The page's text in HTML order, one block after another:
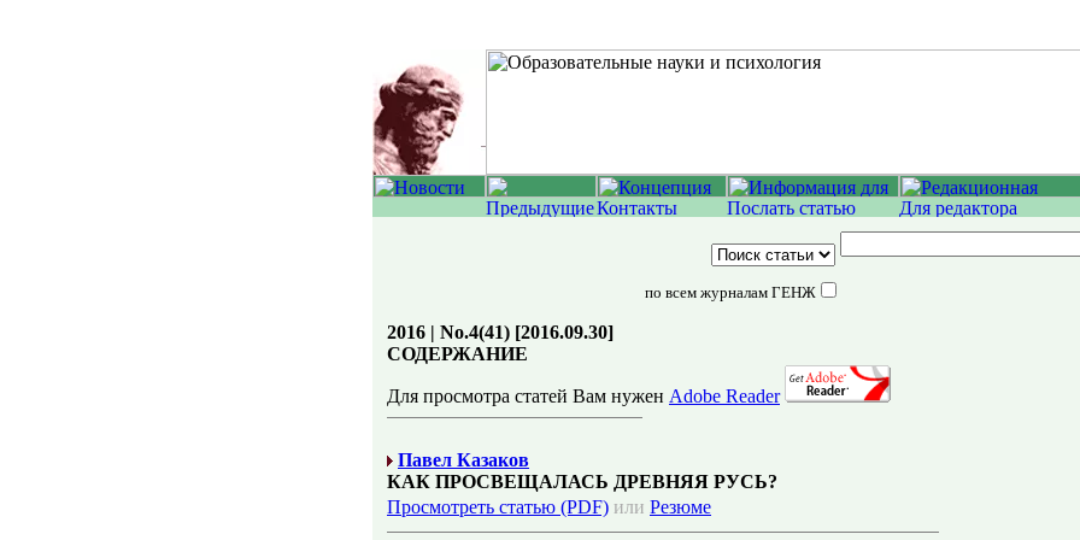
по всем журналам ГЕНЖ
2016 | No.4(41) [2016.09.30]
СОДЕРЖАНИЕ
Для просмотра статей Вам нужен Adobe Reader
Павел Казаков
КАК ПРОСВЕЩАЛАСЬ ДРЕВНЯЯ РУСЬ?
Просмотреть статью (PDF) или Резюме